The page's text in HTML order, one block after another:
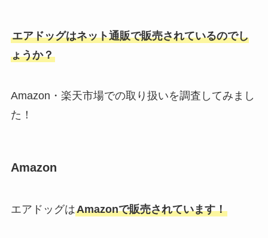
エアドッグはネット通販で販売されているのでし
ょうか？
Amazon・楽天市場での取り扱いを調査してみまし
た！
Amazon
エアドッグはAmazonで販売されています！